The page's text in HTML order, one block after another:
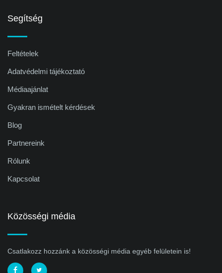
Segítség
Feltételek
Adatvédelmi tájékoztató
Médiaajánlat
Gyakran ismételt kérdések
Blog
Partnereink
Rólunk
Kapcsolat
Közösségi média
Csatlakozz hozzánk a közösségi média egyéb felületein is!